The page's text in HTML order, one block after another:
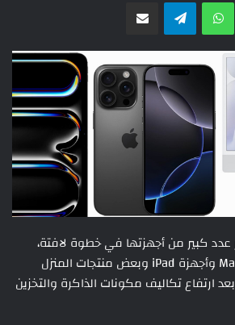
كبير من أجهزتها في خطوة لافتة،
شملت حواسيب MacBook وأجهزة iPad وبعض منتجات المنزل
ارتفاع تكاليف مكونات الذاكرة والتخزين